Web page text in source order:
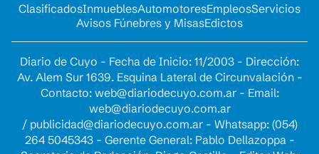
ClasificadosInmueblesAutomotoresEmpleosServicios
Avisos Fúnebres y MisasEdictos
Diario de Cuyo - Fecha de Inicio: 11/2003 - Dirección:
Av. Alem Sur 1639. Esquina Lateral de Circunvalación -
Contacto: web@diariodecuyo.com.ar- Email:
web@diariodecuyo.com.ar
/ publicidad@diariodecuyo.com.ar- Whatsapp: (054)
264 5045343 - Gerente General: Pablo Dellazoppa -